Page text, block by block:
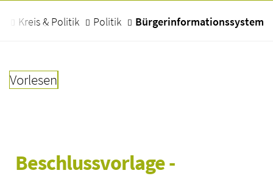
Kreis & Politik Politik Bürgerinformationssystem
Vorlesen
Beschlussvorlage -